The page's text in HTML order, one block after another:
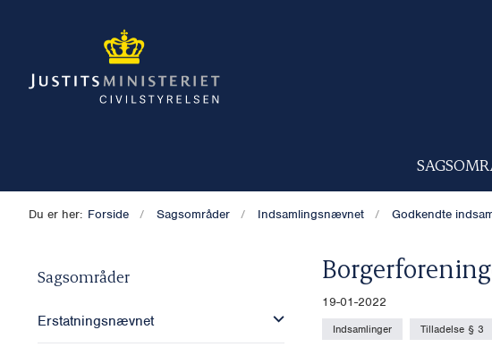
Du er her: Forside Sagsområder Indsamlingsnævnet Godkendte
Sagsområder
Erstatningsnævnet
19-01-2022
Indsamlinger Tilladelse § 3